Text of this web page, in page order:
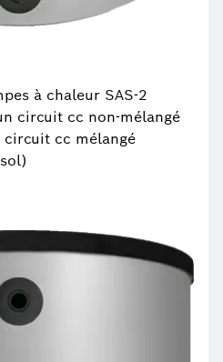
à chaleur SAS-2
circuit cc non-mélangé
cc mélangé